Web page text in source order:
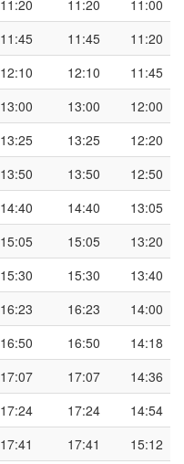
11:20 11:20
11:00
11:45 11:45
11:20
12:10 12:10
11:45
13:00 13:00
12:00
13:25 13:25
12:20
13:50 13:50
12:50
14:40 14:40
13:05
15:05 15:05
13:20
15:30 15:30
13:40
16:23 16:23
14:00
16:50 16:50
14:18
17:07 17:07
14:36
17:24 17:24
14:54
17:41 17:41
15:12